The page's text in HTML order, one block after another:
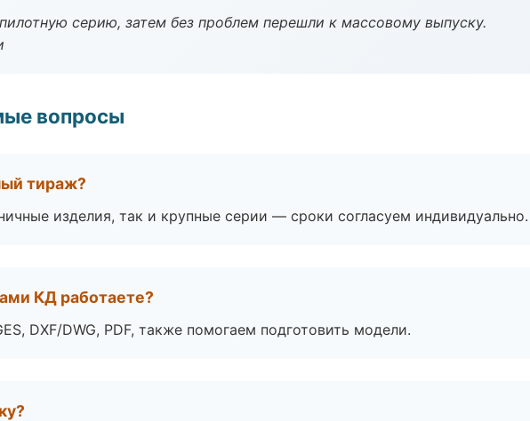
серию, затем без проблем перешли к массовому выпуску.
вопросы
тираж?
изделия, так и крупные серии — сроки согласуем индивидуально.
КД работаете?
DXF/DWG, PDF, также помогаем подготовить модели.